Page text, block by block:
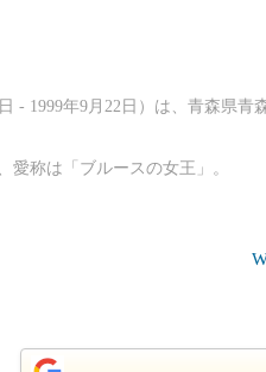
- 1999年9月22日）は、青森県青
愛称は「ブルースの女王」。